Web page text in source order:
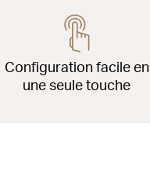
Configuration facile en
une seule touche